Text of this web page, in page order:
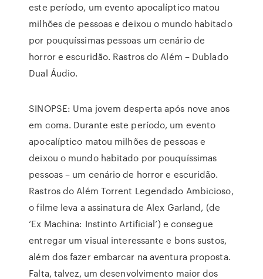
este período, um evento apocalíptico matou
milhões de pessoas e deixou o mundo habitado
por pouquíssimas pessoas um cenário de
horror e escuridão. Rastros do Além – Dublado
Dual Áudio.
SINOPSE: Uma jovem desperta após nove anos
em coma. Durante este período, um evento
apocalíptico matou milhões de pessoas e
deixou o mundo habitado por pouquíssimas
pessoas – um cenário de horror e escuridão.
Rastros do Além Torrent Legendado Ambicioso,
o filme leva a assinatura de Alex Garland, (de
‘Ex Machina: Instinto Artificial’) e consegue
entregar um visual interessante e bons sustos,
além dos fazer embarcar na aventura proposta.
Falta, talvez, um desenvolvimento maior dos